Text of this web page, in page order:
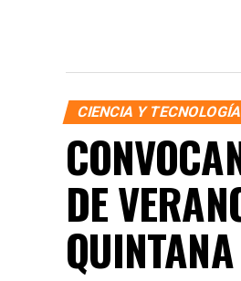
CIENCIA Y TECNOLOGÍA
DE